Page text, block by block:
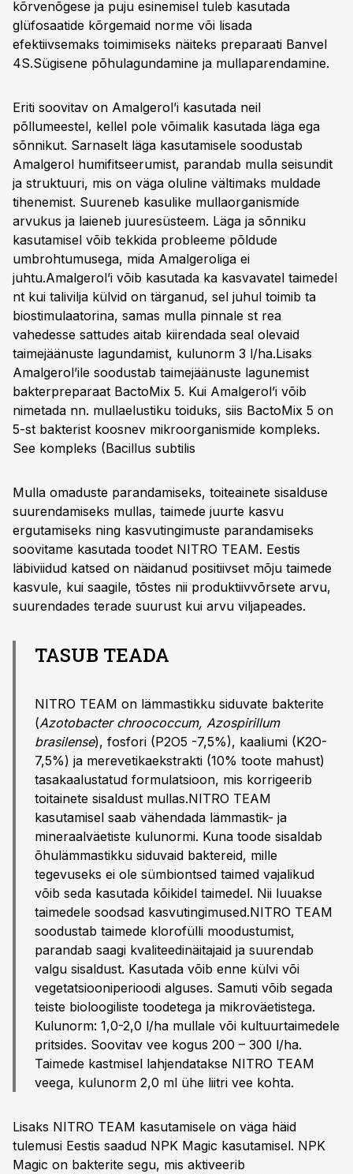
kõrvenõgese ja puju esinemisel tuleb kasutada
glüfosaatide kõrgemaid norme või lisada
efektiivsemaks toimimiseks näiteks preparaati Banvel
4S.Sügisene põhulagundamine ja mullaparendamine.
Eriti soovitav on Amalgerol’i kasutada neil
põllumeestel, kellel pole võimalik kasutada läga ega
sõnnikut. Sarnaselt läga kasutamisele soodustab
Amalgerol humifitseerumist, parandab mulla seisundit
ja struktuuri, mis on väga oluline vältimaks muldade
tihenemist. Suureneb kasulike mullaorganismide
arvukus ja laieneb juuresüsteem. Läga ja sõnniku
kasutamisel võib tekkida probleeme põldude
umbrohtumusega, mida Amalgeroliga ei
juhtu.Amalgerol’i võib kasutada ka kasvavatel taimedel
nt kui talivilja külvid on tärganud, sel juhul toimib ta
biostimulaatorina, samas mulla pinnale st rea
vahedesse sattudes aitab kiirendada seal olevaid
taimejäänuste lagundamist, kulunorm 3 l/ha.Lisaks
Amalgerol’ile soodustab taimejäänuste lagunemist
bakterpreparaat BactoMix 5. Kui Amalgerol’i võib
nimetada nn. mullaelustiku toiduks, siis BactoMix 5 on
5-st bakterist koosnev mikroorganismide kompleks.
See kompleks (Bacillus subtilis
Mulla omaduste parandamiseks, toiteainete sisalduse
suurendamiseks mullas, taimede juurte kasvu
ergutamiseks ning kasvutingimuste parandamiseks
soovitame kasutada toodet NITRO TEAM. Eestis
läbiviidud katsed on näidanud positiivset mõju taimede
kasvule, kui saagile, tõstes nii produktiivvõrsete arvu,
suurendades terade suurust kui arvu viljapeades.
TASUB TEADA
NITRO TEAM on lämmastikku siduvate bakterite
(Azotobacter chroococcum, Azospirillum
brasilense), fosfori (P2O5 -7,5%), kaaliumi (K2O-
7,5%) ja merevetikaekstrakti (10% toote mahust)
tasakaalustatud formulatsioon, mis korrigeerib
toitainete sisaldust mullas.NITRO TEAM
kasutamisel saab vähendada lämmastik- ja
mineraalväetiste kulunormi. Kuna toode sisaldab
õhulämmastikku siduvaid baktereid, mille
tegevuseks ei ole sümbiontsed taimed vajalikud
võib seda kasutada kõikidel taimedel. Nii luuakse
taimedele soodsad kasvutingimused.NITRO TEAM
soodustab taimede klorofülli moodustumist,
parandab saagi kvaliteedinäitajaid ja suurendab
valgu sisaldust. Kasutada võib enne külvi või
vegetatsiooniperioodi alguses. Samuti võib segada
teiste bioloogiliste toodetega ja mikroväetistega.
Kulunorm: 1,0-2,0 l/ha mullale või kultuurtaimedele
pritsides. Soovitav vee kogus 200 – 300 l/ha.
Taimede kastmisel lahjendatakse NITRO TEAM
veega, kulunorm 2,0 ml ühe liitri vee kohta.
Lisaks NITRO TEAM kasutamisele on väga häid
tulemusi Eestis saadud NPK Magic kasutamisel. NPK
Magic on bakterite segu, mis aktiveerib